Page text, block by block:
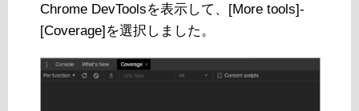
Chrome DevToolsを表示して、[More tools]-
[Coverage]を選択しました。